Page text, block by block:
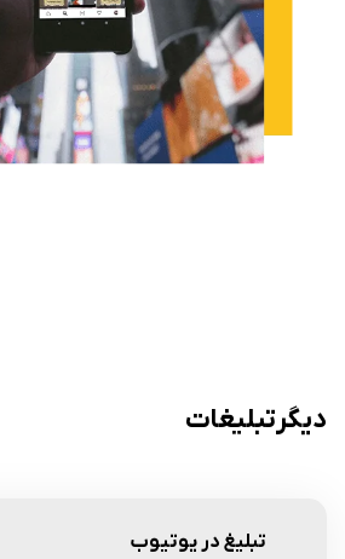
دیگر تبلیغات
تبلیغ در یوتیوب